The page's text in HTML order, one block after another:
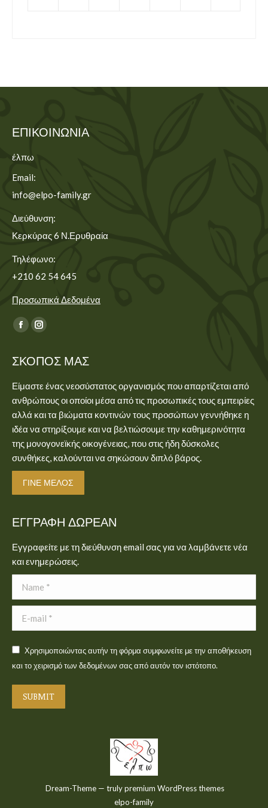
ΕΠΙΚΟΙΝΩΝΊΑ
έλπω
Email:
info@elpo-family.gr
Διεύθυνση:
Κερκύρας 6 Ν.Ερυθραία
Τηλέφωνο:
+210 62 54 645
Προσωπικά Δεδομένα
Find us on:
Facebook
opens
new
window
Instagram
opens
window
ΣΚΟΠΌΣ ΜΑΣ
Είμαστε ένας νεοσύστατος οργανισμός που απαρτίζεται από
ανθρώπους οι οποίοι μέσα από τις προσωπικές τους εμπειρίες
αλλά και τα βιώματα κοντινών τους προσώπων γεννήθηκε η
ιδέα να στηρίξουμε και να βελτιώσουμε την καθημερινότητα
της μονογονεϊκής οικογένειας, που στις ήδη δύσκολες
συνθήκες, καλούνται να σηκώσουν διπλό βάρος.
ΓΊΝΕ ΜΈΛΟΣ
ΕΓΓΡΑΦΉ ΔΩΡΕΆΝ
Εγγραφείτε με τη διεύθυνση email σας για να λαμβάνετε νέα
και ενημερώσεις.
Name *
E-mail *
Χρησιμοποιώντας αυτήν τη φόρμα συμφωνείτε με την αποθήκευση
και το χειρισμό των δεδομένων σας από αυτόν τον ιστότοπο.
SUBMIT
Dream-Theme — trulypremium WordPress themes
elpo-family